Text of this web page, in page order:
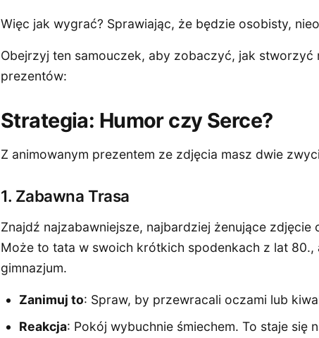
Więc jak wygrać? Sprawiając, że będzie osobisty,
Obejrzyj ten samouczek, aby zobaczyć, jak stworzyć
prezentów:
Strategia: Humor czy Serce?
Z animowanym prezentem ze zdjęcia masz dwie
1. Zabawna Trasa
Znajdź najzabawniejsze, najbardziej żenujące zdjęcie
Może to tata w swoich krótkich spodenkach z lat
gimnazjum.
Zanimuj to: Spraw, by przewracali oczami lub
Reakcja: Pokój wybuchnie śmiechem. To staje się